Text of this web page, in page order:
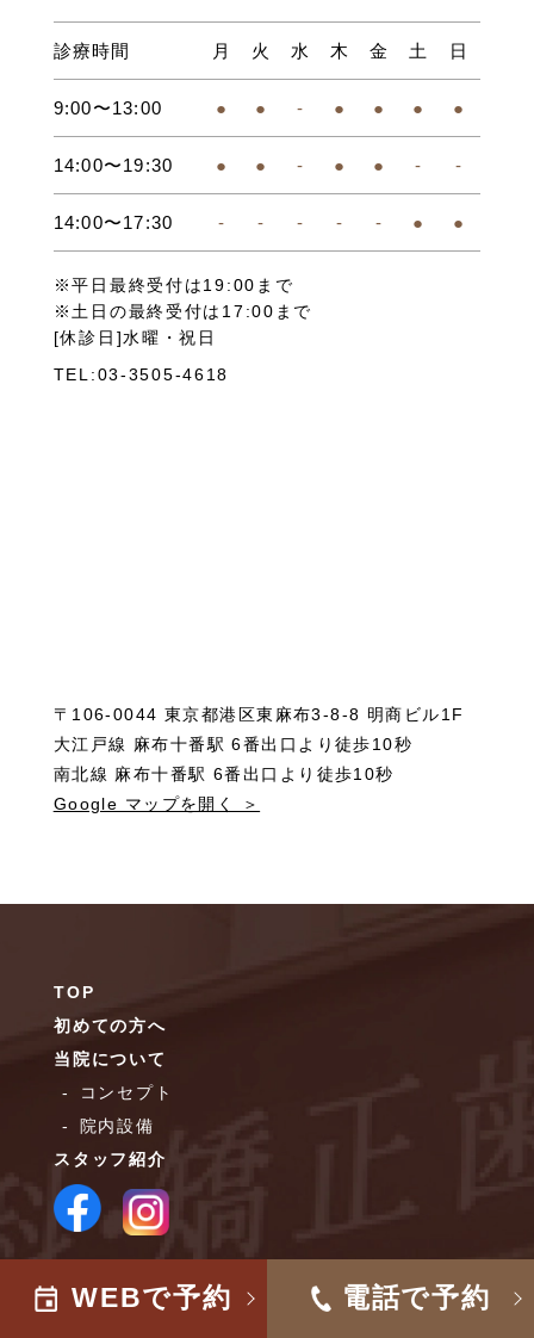
診療時間 月 火 水 木 金 土 日
9:00〜13:00 ● ● - ● ● ● ●
14:00〜19:30 ● ● - ● ● - -
14:00〜17:30 - - - - - ● ●
※平日最終受付は19:00まで
※土日の最終受付は17:00まで
[休診日]水曜・祝日
TEL:03-3505-4618
〒106-0044 東京都港区東麻布3-8-8 明商ビル1F
大江戸線 麻布十番駅 6番出口より徒歩10秒
南北線 麻布十番駅 6番出口より徒歩10秒
Google マップを開く ＞
TOP
初めての方へ
当院について
コンセプト
院内設備
スタッフ紹介
診療案内
WEBで予約 電話で予約